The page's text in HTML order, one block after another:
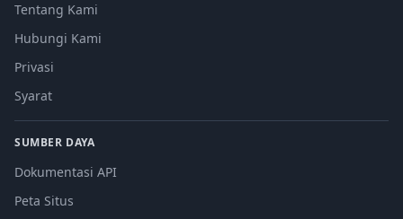
Tentang Kami
Hubungi Kami
Privasi
Syarat
SUMBER DAYA
Dokumentasi API
Peta Situs